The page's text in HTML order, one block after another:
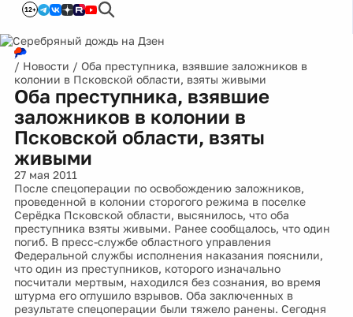
12+
/ Новости / Оба преступника, взявшие заложников в
колонии в Псковской области, взяты живыми
Оба преступника, взявшие
заложников в колонии в
Псковской области, взяты
живыми
27 мая 2011
После спецоперации по освобождению заложников,
проведенной в колонии сторогого режима в поселке
Серёдка Псковской области, высянилось, что оба
преступника взяты живыми. Ранее сообщалось, что один
погиб. В пресс-службе областного управления
Федеральной службы исполнения наказания пояснили,
что один из преступников, которого изначально
посчитали мертвым, находился без сознания, во время
штурма его оглушило взрывов. Оба заключенных в
результате спецоперации были тяжело ранены. Сегодня